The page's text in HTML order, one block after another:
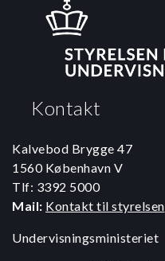
Kontakt
Kalvebod Brygge 47
1560 København V
Tlf: 3392 5000
Mail: Kontakt til styrelsen
Undervisningsministeriet